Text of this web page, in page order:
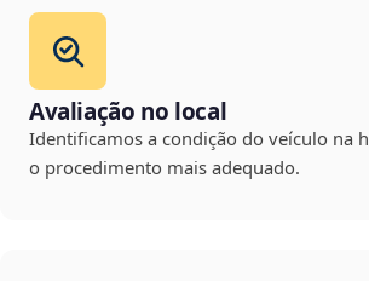
Avaliação no local
Identificamos a condição do veículo na
o procedimento mais adequado.